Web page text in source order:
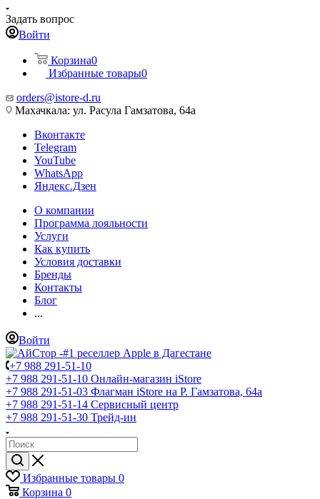
Задать вопрос
Войти
Корзина0
Избранные товары0
orders@istore-d.ru
Махачкала: ул. Расула Гамзатова, 64а
Вконтакте
Telegram
YouTube
WhatsApp
Яндекс.Дзен
О компании
Программа лояльности
Услуги
Как купить
Условия доставки
Бренды
Контакты
Блог
...
Войти
+7 988 291-51-10
+7 988 291-51-10 Онлайн-магазин iStore
+7 988 291-51-03 Флагман iStore на Р. Гамзатова, 64а
+7 988 291-51-14 Сервисный центр
+7 988 291-51-30 Трейд-ин
Избранные товары 0
Корзина 0